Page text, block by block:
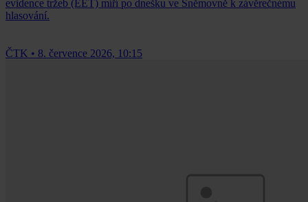
evidence tržeb (EET) míří po dnešku ve Sněmovně k závěrečnému
hlasování.
ČTK • 8. července 2026, 10:15